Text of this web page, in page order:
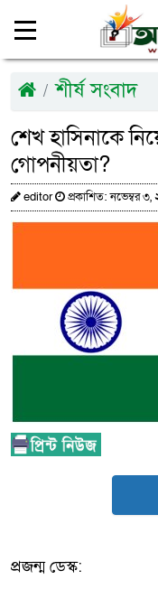
শীর্ষ সংবাদ
শেখ হাসিনাকে
গোপনীয়তা?
editor প্রকাশিত: নভেম্বর
প্রজন্ম ডেস্ক: